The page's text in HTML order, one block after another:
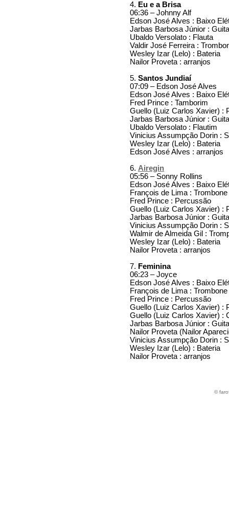
4. Eu e a Brisa
06:36 – Johnny Alf
Edson José Alves : Baixo
Jarbas Barbosa Júnior :
Ubaldo Versolato : Flauta
Valdir José Ferreira :
Wesley Izar (Lelo) : Bateria
Nailor Proveta : arranjos
5. Santos Jundiaí
07:09 – Edson José Alves
Edson José Alves : Baixo
Fred Prince : Tamborim
Guello (Luiz Carlos Xavier) :
Jarbas Barbosa Júnior :
Ubaldo Versolato : Flautim
Vinicius Assumpção Dorin :
Wesley Izar (Lelo) : Bateria
Edson José Alves : arranjos
6. Airegin
05:56 – Sonny Rollins
Edson José Alves : Baixo
François de Lima : Trombone
Fred Prince : Percussão
Guello (Luiz Carlos Xavier) :
Jarbas Barbosa Júnior :
Vinicius Assumpção Dorin :
Walmir de Almeida Gil :
Wesley Izar (Lelo) : Bateria
Nailor Proveta : arranjos
7. Feminina
06:23 – Joyce
Edson José Alves : Baixo
François de Lima : Trombone
Fred Prince : Percussão
Guello (Luiz Carlos Xavier) :
Guello (Luiz Carlos Xavier) :
Jarbas Barbosa Júnior :
Nailor Proveta (Nailor
Vinicius Assumpção Dorin :
Wesley Izar (Lelo) : Bateria
Nailor Proveta : arranjos
©